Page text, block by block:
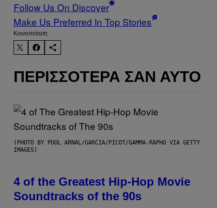
Follow Us On Discover
Make Us Preferred In Top Stories
Kοινοποίηση
ΠΕΡΙΣΣΌΤΕΡΑ ΣΑΝ ΑΥΤΌ
(PHOTO BY POOL ARNAL/GARCIA/PICOT/GAMMA-RAPHO VIA GETTY
IMAGES)
4 of the Greatest Hip-Hop Movie
Soundtracks of the 90s